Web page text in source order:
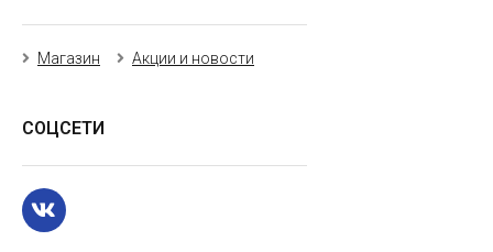
Магазин Акции и новости
СОЦСЕТИ